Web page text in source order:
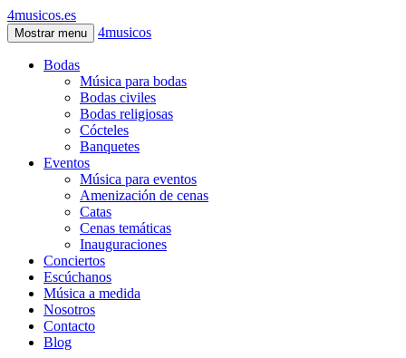
4musicos.es
Mostrar menu 4musicos
Bodas
Música para bodas
Bodas civiles
Bodas religiosas
Cócteles
Banquetes
Eventos
Música para eventos
Amenización de cenas
Catas
Cenas temáticas
Inauguraciones
Conciertos
Escúchanos
Música a medida
Nosotros
Contacto
Blog